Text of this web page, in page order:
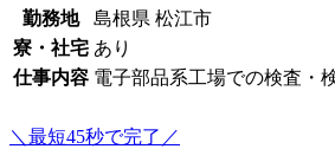
勤務地
島根県 松江市
寮・社宅 あり
仕事内容 電子部品系工場での検査・
＼最短45秒で完了／